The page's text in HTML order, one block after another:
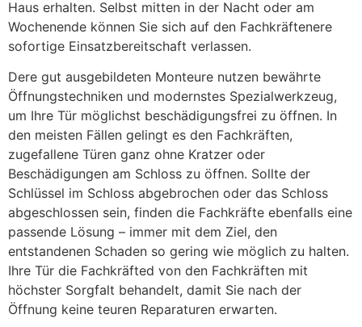
Haus erhalten. Selbst mitten in der Nacht oder am
Wochenende können Sie sich auf den Fachkräftenere
sofortige Einsatzbereitschaft verlassen.
Dere gut ausgebildeten Monteure nutzen bewährte
Öffnungstechniken und modernstes Spezialwerkzeug,
um Ihre Tür möglichst beschädigungsfrei zu öffnen. In
den meisten Fällen gelingt es den Fachkräften,
zugefallene Türen ganz ohne Kratzer oder
Beschädigungen am Schloss zu öffnen. Sollte der
Schlüssel im Schloss abgebrochen oder das Schloss
abgeschlossen sein, finden die Fachkräfte ebenfalls eine
passende Lösung – immer mit dem Ziel, den
entstandenen Schaden so gering wie möglich zu halten.
Ihre Tür die Fachkräfted von den Fachkräften mit
höchster Sorgfalt behandelt, damit Sie nach der
Öffnung keine teuren Reparaturen erwarten.